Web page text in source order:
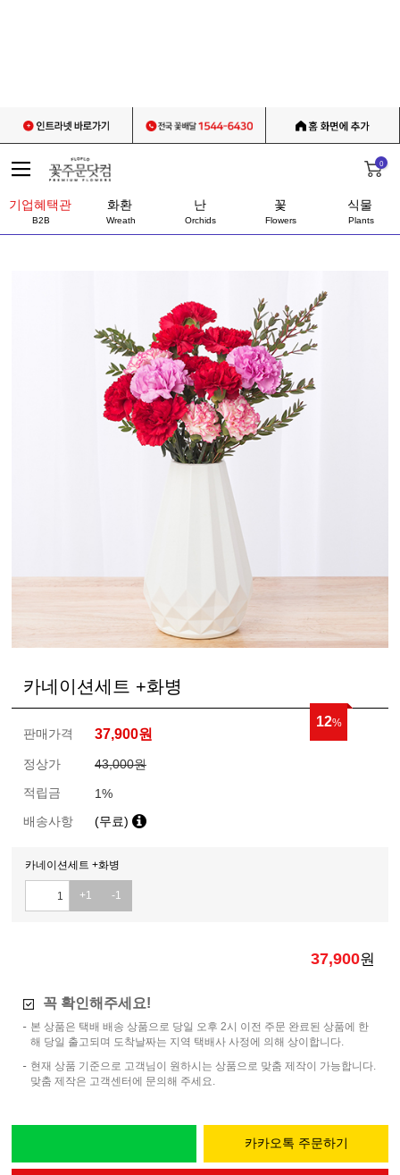
0
기업혜택관
B2B
화환
Wreath
난
Orchids
꽃
Flowers
식물
Plants
카네이션세트 +화병
12%
판매가격 37,900원
정상가
43,000원
적립금
1%
배송사항
(무료)
카네이션세트 +화병
+1 -1
37,900원
꼭 확인해주세요!
본 상품은 택배 배송 상품으로 당일 오후 2시 이전 주문 완료된 상품에 한
해 당일 출고되며 도착날짜는 지역 택배사 사정에 의해 상이합니다.
현재 상품 기준으로 고객님이 원하시는 상품으로 맞춤 제작이 가능합니다.
맞춤 제작은 고객센터에 문의해 주세요.
카카오톡 주문하기